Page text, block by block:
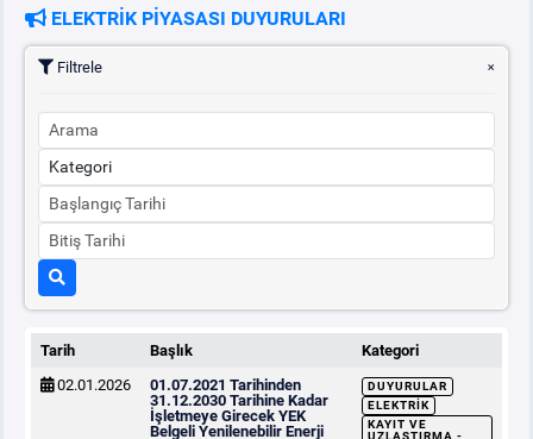
VADELİ ELEKTRİK PİYASASI
PİYASA
SERBEST TÜKETİCİ
MALİ UZLAŞTIRMA
TEMİNAT
BÜLTENLER
ELEKTRİK PİYASASI DUYURULARI
Filtrele
Tarih Başlık
Kategori
02.01.2026
01.07.2021 Tarihinden
31.12.2030 Tarihine Kadar
İşletmeye Girecek YEK
Belgeli Yenilenebilir Enerji
DUYURULAR
ELEKTRIK
KAYIT VE
UZLAŞTIRMA -